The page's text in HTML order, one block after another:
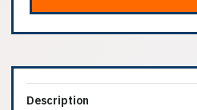
Description